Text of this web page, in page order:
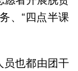
、“四点半课
也都由团干